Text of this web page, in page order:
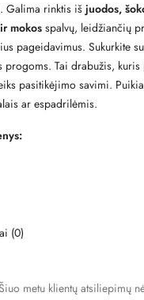
Galima rinktis iš juodos,
mokos spalvų, leidžiančių
pageidavimus. Sukurkite
Tai drabužis, kuris
pasitikėjimo savimi.
ar espadrilėmis.
(0)
metu klientų atsiliepimų